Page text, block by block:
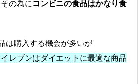
の為にコンビニの食品はかなり食
は購入する機会が多いが
レブンはダイエットに最適な商品